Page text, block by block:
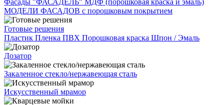
Фасады "ФАСАДЕЛЬ" МДФ (порошковая краска и эмаль)
МОДЕЛИ ФАСАДОВ с порошковым покрытием
Готовые решения
Пластик Пленка ПВХ Порошковая краска Шпон / Эмаль
Дозатор
Закаленное стекло/нержавеющая сталь
Искусственный мрамор